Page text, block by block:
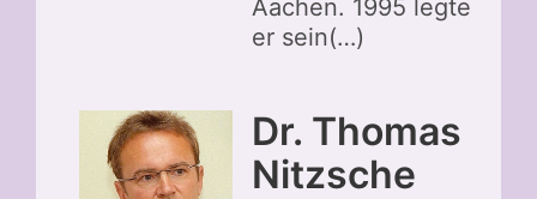
Aachen. 1995 legte
er sein(…)
Dr. Thomas
Nitzsche